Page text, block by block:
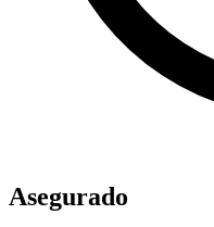
Asegurado